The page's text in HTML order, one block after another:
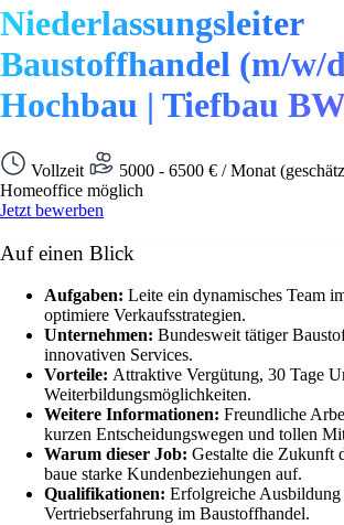
Niederlassungsleiter
Baustoffhandel (m/w/
Hochbau | Tiefbau
Vollzeit 5000 - 6500 € / Monat
Homeoffice möglich
Jetzt bewerben
Auf einen Blick
Aufgaben: Leite ein dynamisches Team
optimiere Verkaufsstrategien.
Unternehmen: Bundesweit tätiger
innovativen Services.
Vorteile: Attraktive Vergütung, 30 Tage
Weiterbildungsmöglichkeiten.
Weitere Informationen: Freundliche
kurzen Entscheidungswegen und tollen
Warum dieser Job: Gestalte die Zukunft
baue starke Kundenbeziehungen auf.
Qualifikationen: Erfolgreiche
Vertriebserfahrung im Baustoffhandel.